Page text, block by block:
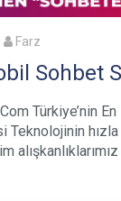
Farz
Sohbet
Türkiye’nin
Teknolojinin